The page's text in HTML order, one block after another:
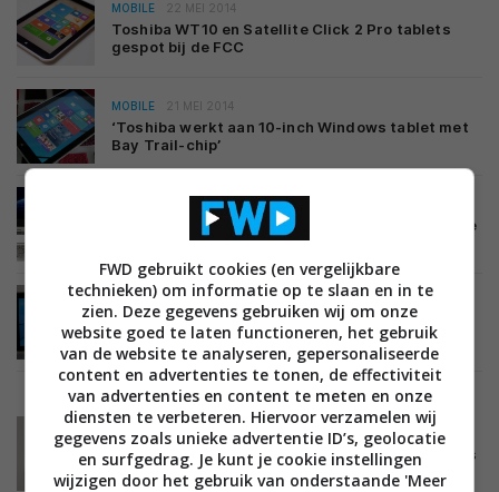
MOBILE 22 MEI 2014
Toshiba WT10 en Satellite Click 2 Pro tablets
gespot bij de FCC
MOBILE 21 MEI 2014
‘Toshiba werkt aan 10-inch Windows tablet met
Bay Trail-chip’
20 MEI 2014
Toshiba komt met ‘7-in-1’ Windows 8 convertible
MOBILE
Review: Toshiba Encore (WT8-A-102)
BEELD 21 MAART 2014
Toshiba introduceert L5- en M7-serie lcd led tv’s
met 3D-weergave
FWD gebruikt cookies (en vergelijkbare
technieken) om informatie op te slaan en in te
zien. Deze gegevens gebruiken wij om onze
website goed te laten functioneren, het gebruik
van de website te analyseren, gepersonaliseerde
content en advertenties te tonen, de effectiviteit
van advertenties en content te meten en onze
diensten te verbeteren. Hiervoor verzamelen wij
gegevens zoals unieke advertentie ID’s, geolocatie
en surfgedrag. Je kunt je cookie instellingen
wijzigen door het gebruik van onderstaande 'Meer